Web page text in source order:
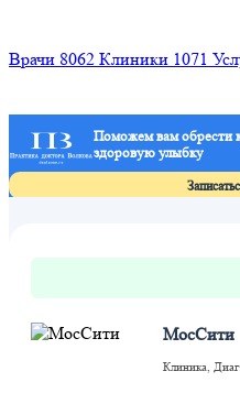
Врачи 8062 Клиники 1071
Поможем вам обрести
здоровую улыбку
МосСити
Клиника,